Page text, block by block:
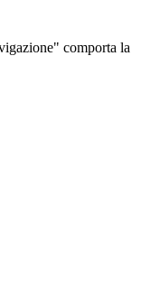
comporta la